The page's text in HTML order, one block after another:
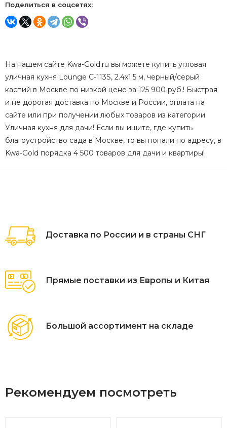
Поделиться в соцсетях:
На нашем сайте Kwa-Gold.ru вы можете купить угловая
уличная кухня Lounge C-113S, 2.4х1.5 м, черный/серый
каспий в Москве по низкой цене за 125 900 руб.! Быстрая
и не дорогая доставка по Москве и России, оплата на
сайте или при получении любых товаров из категории
Уличная кухня для дачи! Если вы ищите, где купить
благоустройство сада в Москве, то вы попали по адресу, в
Kwa-Gold порядка 4 500 товаров для дачи и квартиры!
Доставка по России и в страны СНГ
Прямые поставки из Европы и Китая
Большой ассортимент на складе
Рекомендуем посмотреть